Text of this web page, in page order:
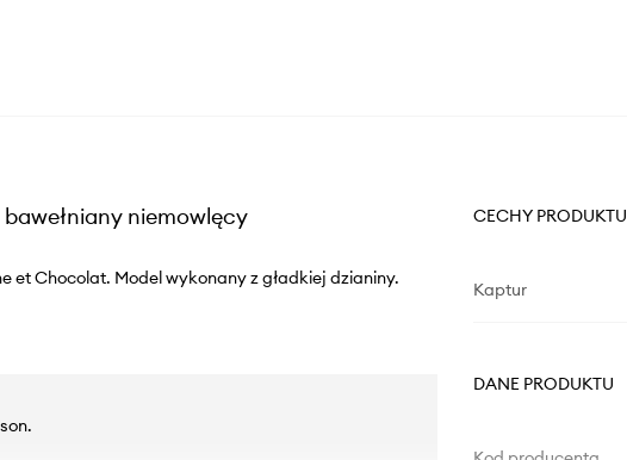
niemowlęcy
et Chocolat. Model wykonany z gładkiej dzianiny.
CECHY PRODUKTU
Kaptur
DANE PRODUKTU